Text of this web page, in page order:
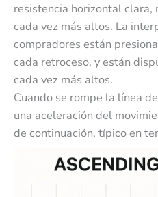
resistencia horizontal clara,
cada vez más altos. La
compradores están
cada retroceso, y están
cada vez más altos.
Cuando se rompe la línea
una aceleración del
de continuación, típico en